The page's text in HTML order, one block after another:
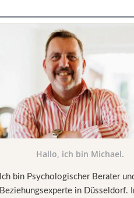
Hallo, ich bin Michael.
Ich bin Psychologischer Berater
Beziehungsexperte in Düsseldorf.